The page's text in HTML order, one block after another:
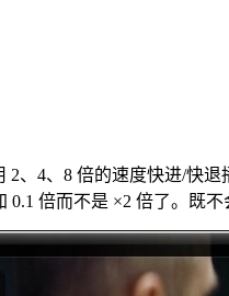
、4、8 倍的速度快进/快
倍而不是 ×2 倍了。既